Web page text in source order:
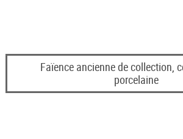
Faïence ancienne de collection,
porcelaine